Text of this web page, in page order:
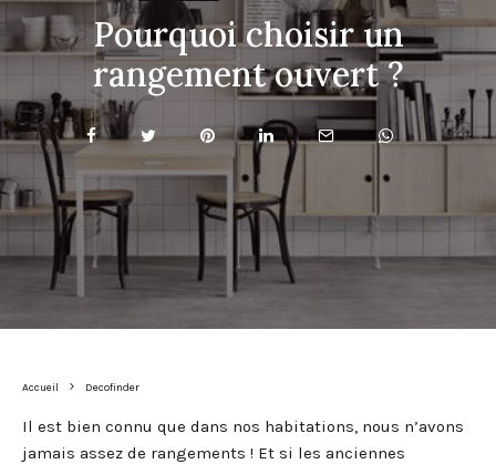
Pourquoi choisir un
rangement ouvert ?
Accueil Decofinder
Il est bien connu que dans nos habitations, nous n’avons
jamais assez de rangements ! Et si les anciennes